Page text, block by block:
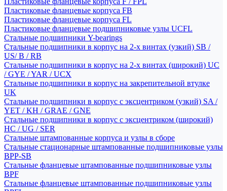
Пластиковые фланцевые корпуса FB
Пластиковые фланцевые корпуса FL
Пластиковые фланцевые подшипниковые узлы UCFL
Стальные подшипники Y-bearings
Стальные подшипники в корпус на 2-х винтах (узкий) SB /
US/ B / RB
Стальные подшипники в корпус на 2-х винтах (широкий) UC
/ GYE / YAR / UCX
Стальные подшипники в корпус на закрепительной втулке
UK
Стальные подшипники в корпус с эксцентриком (узкий) SA /
YET / KH / GRAE / GNE
Стальные подшипники в корпус с эксцентриком (широкий)
HC / UG / SER
Стальные штампованные корпуса и узлы в сборе
Стальные стационарные штампованные подшипниковые узлы
BPP-SB
Стальные фланцевые штампованные подшипниковые узлы
BPF
Стальные фланцевые штампованные подшипниковые узлы